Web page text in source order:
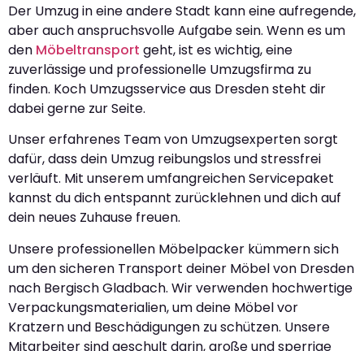
Der Umzug in eine andere Stadt kann eine aufregende,
aber auch anspruchsvolle Aufgabe sein. Wenn es um
den Möbeltransport geht, ist es wichtig, eine
zuverlässige und professionelle Umzugsfirma zu
finden. Koch Umzugsservice aus Dresden steht dir
dabei gerne zur Seite.
Unser erfahrenes Team von Umzugsexperten sorgt
dafür, dass dein Umzug reibungslos und stressfrei
verläuft. Mit unserem umfangreichen Servicepaket
kannst du dich entspannt zurücklehnen und dich auf
dein neues Zuhause freuen.
Unsere professionellen Möbelpacker kümmern sich
um den sicheren Transport deiner Möbel von Dresden
nach Bergisch Gladbach. Wir verwenden hochwertige
Verpackungsmaterialien, um deine Möbel vor
Kratzern und Beschädigungen zu schützen. Unsere
Mitarbeiter sind geschult darin, große und sperrige